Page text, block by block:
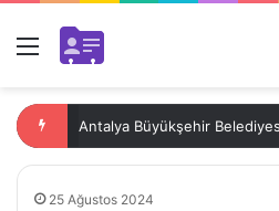
Menü
25 Ağustos 2024